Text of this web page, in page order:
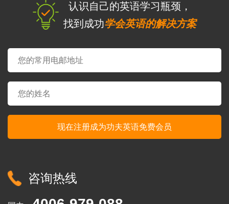
认识自己的英语学习瓶颈，
找到成功学会英语的解决方案
咨询热线